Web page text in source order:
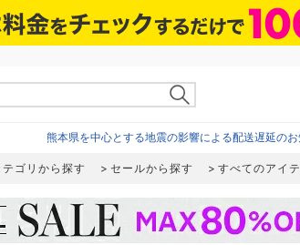
熊本県を中心とする地震の影響による配送遅延の
テゴリから探す セールから探す すべてのアイ